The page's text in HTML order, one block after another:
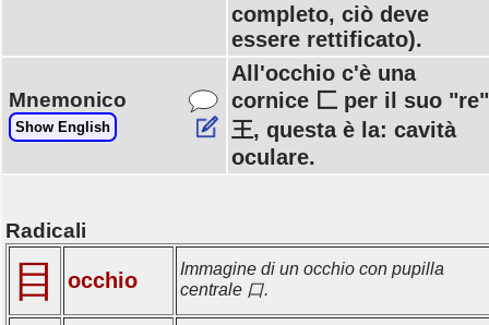
completo, ciò deve
essere rettificato).
Mnemonico
Show English
All'occhio c'è una
cornice 匚 per il suo "re"
王, questa è la: cavità
oculare.
Radicali
目 occhio
Immagine di un occhio con pupilla
centrale 口.